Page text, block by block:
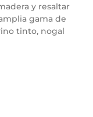
y resaltar
gama de
tinto, nogal